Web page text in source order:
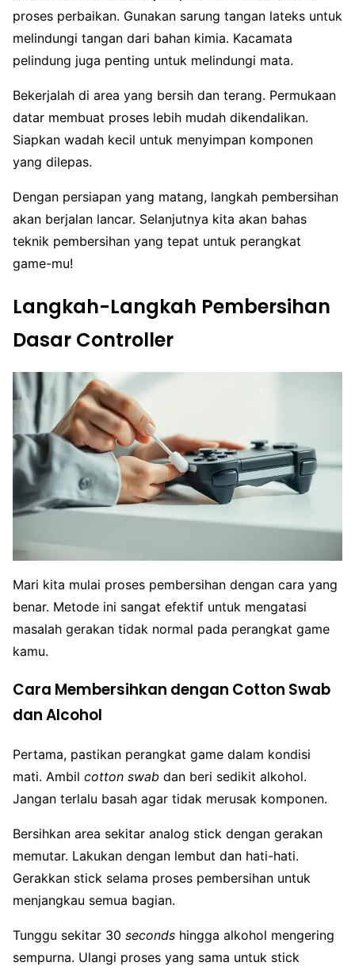
proses perbaikan. Gunakan sarung tangan lateks untuk
melindungi tangan dari bahan kimia. Kacamata
pelindung juga penting untuk melindungi mata.
Bekerjalah di area yang bersih dan terang. Permukaan
datar membuat proses lebih mudah dikendalikan.
Siapkan wadah kecil untuk menyimpan komponen
yang dilepas.
Dengan persiapan yang matang, langkah pembersihan
akan berjalan lancar. Selanjutnya kita akan bahas
teknik pembersihan yang tepat untuk perangkat
game-mu!
Langkah-Langkah Pembersihan
Dasar Controller
Mari kita mulai proses pembersihan dengan cara yang
benar. Metode ini sangat efektif untuk mengatasi
masalah gerakan tidak normal pada perangkat game
kamu.
Cara Membersihkan dengan Cotton Swab
dan Alcohol
Pertama, pastikan perangkat game dalam kondisi
mati. Ambil cotton swab dan beri sedikit alkohol.
Jangan terlalu basah agar tidak merusak komponen.
Bersihkan area sekitar analog stick dengan gerakan
memutar. Lakukan dengan lembut dan hati-hati.
Gerakkan stick selama proses pembersihan untuk
menjangkau semua bagian.
Tunggu sekitar 30 seconds hingga alkohol mengering
sempurna. Ulangi proses yang sama untuk stick